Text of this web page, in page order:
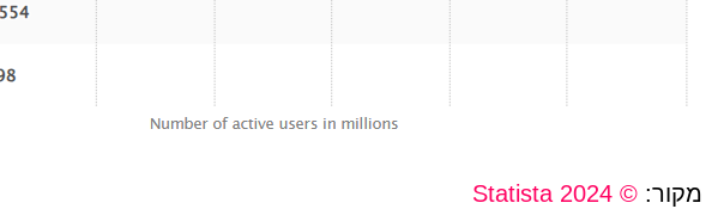
מקור: © Statista 2024